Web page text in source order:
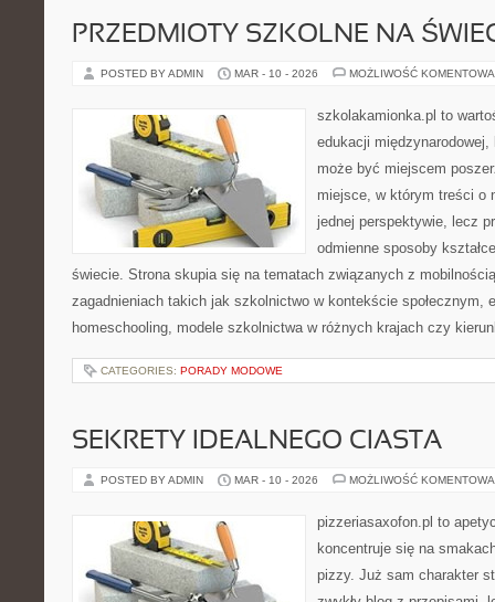
PRZEDMIOTY SZKOLNE NA
POSTED BY ADMIN MAR - 10 - 2026 MOŻLIWOŚĆ
szkolakamionka.pl to
edukacji
może być miejscem
miejsce, w którym treści o
jednej perspektywie, lecz
odmienne sposoby
świecie. Strona skupia się na tematach związanych z
zagadnieniach takich jak szkolnictwo w kontekście społecznym,
homeschooling, modele szkolnictwa w różnych krajach czy
CATEGORIES: PORADY MODOWE
SEKRETY IDEALNEGO CIASTA
POSTED BY ADMIN MAR - 10 - 2026 MOŻLIWOŚĆ
pizzeriasaxofon.pl to
koncentruje się na
pizzy. Już sam charakter